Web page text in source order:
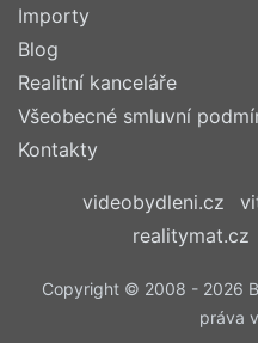
Importy
Blog
Realitní kanceláře
Všeobecné smluvní
Kontakty
videobydleni.cz
realitymat.cz
Copyright © 2008 - 2026
práva